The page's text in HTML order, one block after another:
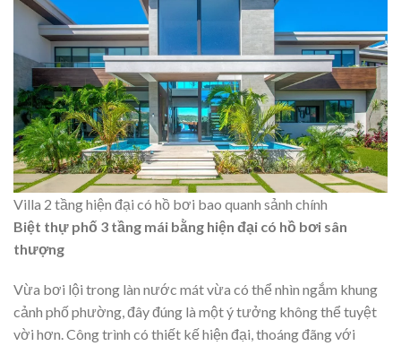
Villa 2 tầng hiện đại có hồ bơi bao quanh sảnh chính
Biệt thự phố 3 tầng mái bằng hiện đại có hồ bơi sân
thượng
Vừa bơi lội trong làn nước mát vừa có thể nhìn ngắm khung
cảnh phố phường, đây đúng là một ý tưởng không thể tuyệt
vời hơn. Công trình có thiết kế hiện đại, thoáng đãng với